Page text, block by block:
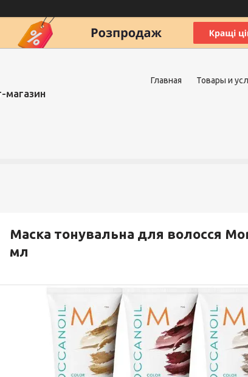
магазин
Главная Товары и
Маска тонувальна для волосся
мл